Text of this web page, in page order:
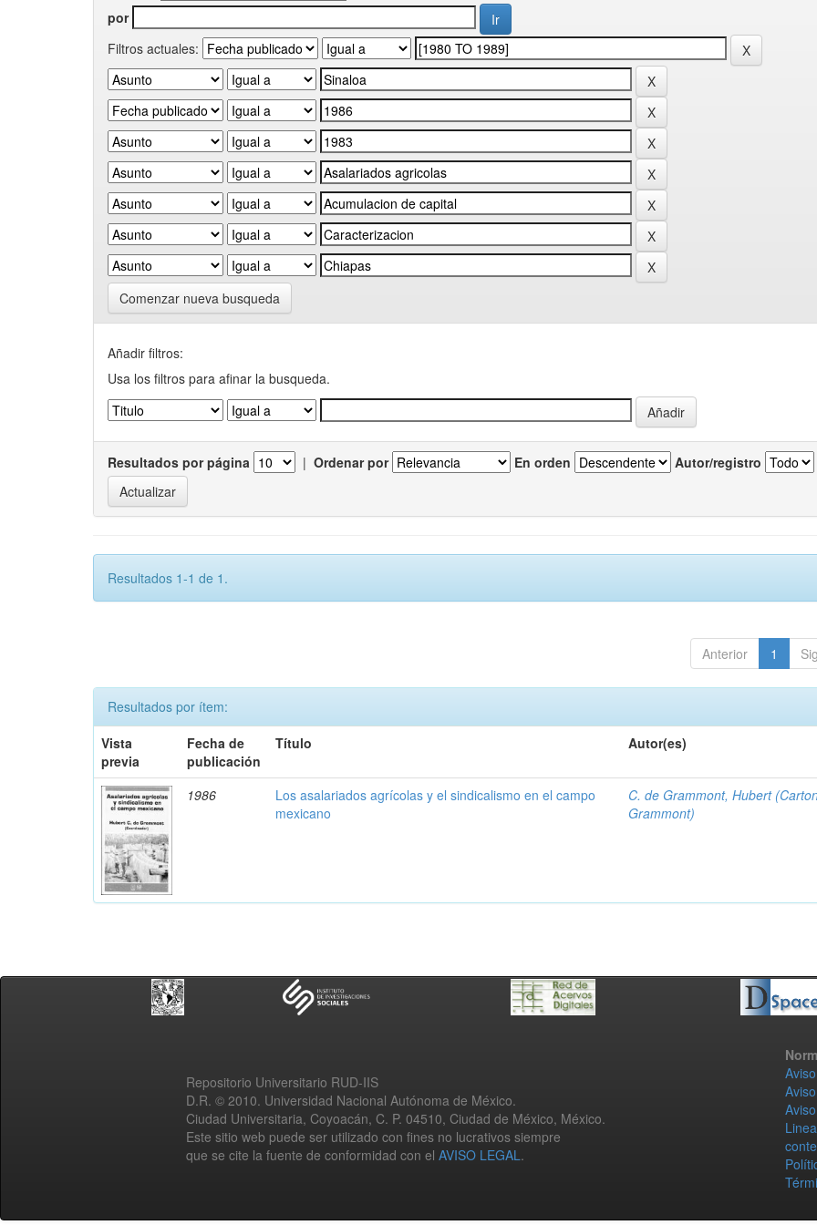
por
Filtros actuales:
Comenzar nueva busqueda
Añadir filtros:
Usa los filtros para afinar la busqueda.
Resultados por página | Ordenar por En orden Autor/registro
Resultados 1-1 de 1.
Anterior 1
Resultados por ítem:
Vista
previa
Fecha de
publicación
Título Autor(es)
1986
Los asalariados agrícolas y el sindicalismo en el campo
mexicano
C. de Grammont, Hubert
Grammont)
Repositorio Universitario RUD-IIS
D.R. © 2010. Universidad Nacional Autónoma de México.
Ciudad Universitaria, Coyoacán, C. P. 04510, Ciudad de México, México.
Este sitio web puede ser utilizado con fines no lucrativos siempre
que se cite la fuente de conformidad con el AVISO LEGAL.